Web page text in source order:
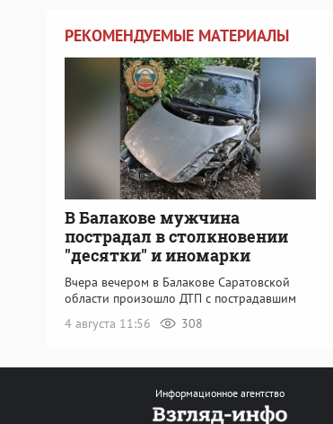
РЕКОМЕНДУЕМЫЕ МАТЕРИАЛЫ
В Балакове мужчина
пострадал в столкновении
"десятки" и иномарки
Вчера вечером в Балакове Саратовской
области произошло ДТП с пострадавшим
4 августа 11:56
308
Информационное агентство